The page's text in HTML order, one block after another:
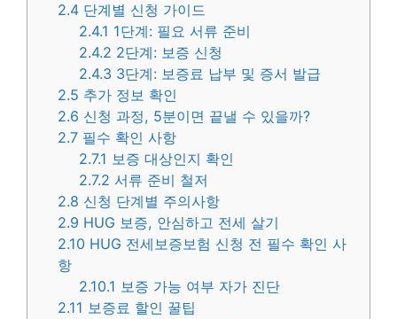
2.4 단계별 신청 가이드
2.4.1 1단계: 필요 서류 준비
2.4.2 2단계: 보증 신청
2.4.3 3단계: 보증료 납부 및 증서 발급
2.5 추가 정보 확인
2.6 신청 과정, 5분이면 끝낼 수 있을까?
2.7 필수 확인 사항
2.7.1 보증 대상인지 확인
2.7.2 서류 준비 철저
2.8 신청 단계별 주의사항
2.9 HUG 보증, 안심하고 전세 살기
2.10 HUG 전세보증보험 신청 전 필수 확인 사
항
2.10.1 보증 가능 여부 자가 진단
2.11 보증료 할인 꿀팁